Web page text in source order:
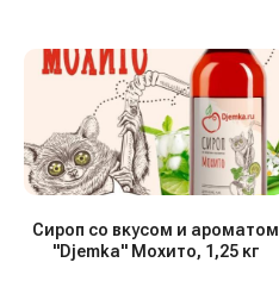
Сироп со вкусом и ароматом
"Djemka" Мохито, 1,25 кг